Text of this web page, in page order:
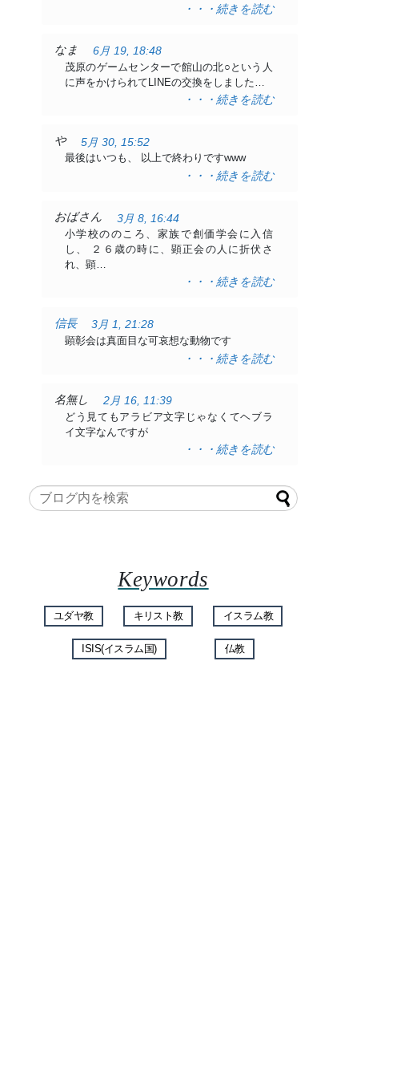
・・・続きを読む
なま
6月 19, 18:48
茂原のゲームセンターで館山の北○という人
に声をかけられてLINEの交換をしました…
・・・続きを読む
や
5月 30, 15:52
最後はいつも、 以上で終わりですwww
・・・続きを読む
おばさん
3月 8, 16:44
小学校ののころ、家族で創価学会に入信
し、 ２６歳の時に、顕正会の人に折伏さ
れ、顕…
・・・続きを読む
信長
3月 1, 21:28
顕彰会は真面目な可哀想な動物です
・・・続きを読む
名無し
2月 16, 11:39
どう見てもアラビア文字じゃなくてヘブラ
イ文字なんですが
・・・続きを読む
Keywords
ユダヤ教 キリスト教 イスラム教
ISIS(イスラム国) 仏教